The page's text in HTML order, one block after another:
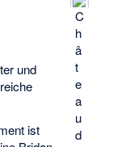
C
h
â
t
e
a
u
d
und
ist